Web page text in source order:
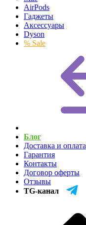
AirPods
Гаджеты
Аксессуары
Dyson
% Sale
Блог
Доставка и оплата
Гарантия
Контакты
Договор оферты
Отзывы
TG-канал